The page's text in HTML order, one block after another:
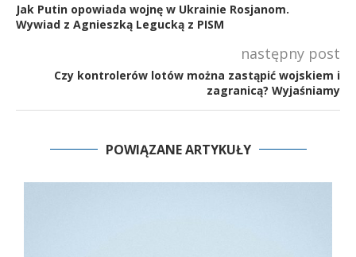
Jak Putin opowiada wojnę w Ukrainie Rosjanom.
Wywiad z Agnieszką Legucką z PISM
następny post
Czy kontrolerów lotów można zastąpić wojskiem i
zagranicą? Wyjaśniamy
POWIĄZANE ARTYKUŁY